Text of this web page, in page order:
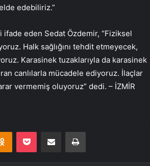
edebiliriz.”
ifade eden Sedat Özdemir, “Fiziksel
Halk sağlığını tehdit etmeyecek,
Karasinek tuzaklarıyla da karasinek
canlılarla mücadele ediyoruz. İlaçlar
vermemiş oluyoruz” dedi. – İZMİR
Odnoklassniki
Pocket E-Posta ile paylaş Yazdır